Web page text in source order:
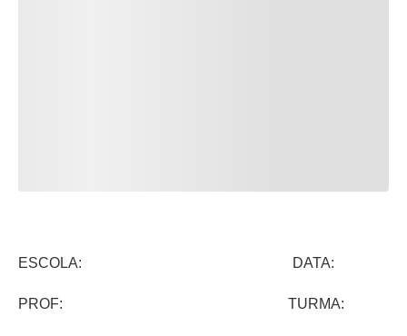
ESCOLA: DATA:
PROF: TURMA: